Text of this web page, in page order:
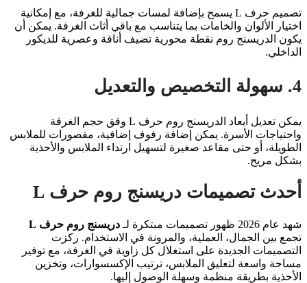
تصميم حرف L يسمح بإضافة لمسات جمالية للغرفة، مع إمكانية
اختيار الألوان والخامات بما يتناسب مع باقي أثاث الغرفة. يمكن أن
يكون الدريسنج روم نقطة محورية تضيف أناقة وعصرية للديكور
الداخلي.
4. سهولة التخصيص والتعديل
يمكن تعديل أبعاد الدريسنج روم حرف L وفق حجم الغرفة
واحتياجات الأسرة. يمكن إضافة رفوف إضافية، مقصورات للملابس
الطويلة، أو حتى مقاعد صغيرة لتسهيل ارتداء الملابس والأحذية
بشكل مريح.
أحدث تصميمات دريسنج روم حرف L
شهد عام 2026 ظهور تصميمات مبتكرة لـ
دريسنج روم حرف L
تجمع بين الجمال، العملية، والمرونة في الاستخدام. ركزت
التصميمات الجديدة على استغلال كل زاوية في الغرفة، مع توفير
مساحة واسعة لتعليق الملابس، ترتيب الإكسسوارات، وتخزين
الأحذية بطريقة منظمة وسهلة الوصول إليها.